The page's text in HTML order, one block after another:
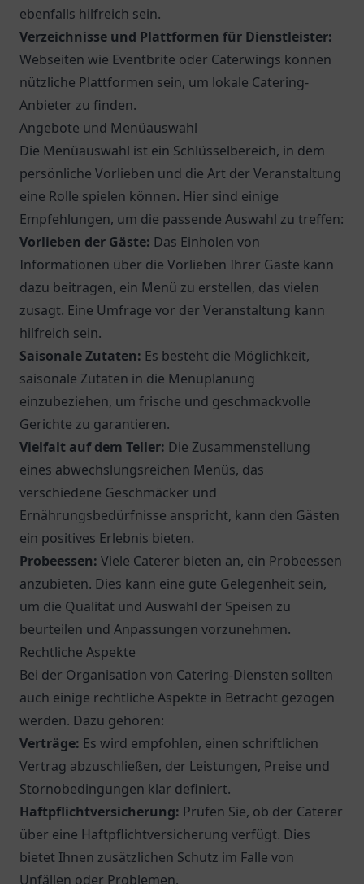
ebenfalls hilfreich sein.
Verzeichnisse und Plattformen für Dienstleister:
Webseiten wie Eventbrite oder Caterwings können
nützliche Plattformen sein, um lokale Catering-
Anbieter zu finden.
Angebote und Menüauswahl
Die Menüauswahl ist ein Schlüsselbereich, in dem
persönliche Vorlieben und die Art der Veranstaltung
eine Rolle spielen können. Hier sind einige
Empfehlungen, um die passende Auswahl zu treffen:
Vorlieben der Gäste: Das Einholen von
Informationen über die Vorlieben Ihrer Gäste kann
dazu beitragen, ein Menü zu erstellen, das vielen
zusagt. Eine Umfrage vor der Veranstaltung kann
hilfreich sein.
Saisonale Zutaten: Es besteht die Möglichkeit,
saisonale Zutaten in die Menüplanung
einzubeziehen, um frische und geschmackvolle
Gerichte zu garantieren.
Vielfalt auf dem Teller: Die Zusammenstellung
eines abwechslungsreichen Menüs, das
verschiedene Geschmäcker und
Ernährungsbedürfnisse anspricht, kann den Gästen
ein positives Erlebnis bieten.
Probeessen: Viele Caterer bieten an, ein Probeessen
anzubieten. Dies kann eine gute Gelegenheit sein,
um die Qualität und Auswahl der Speisen zu
beurteilen und Anpassungen vorzunehmen.
Rechtliche Aspekte
Bei der Organisation von Catering-Diensten sollten
auch einige rechtliche Aspekte in Betracht gezogen
werden. Dazu gehören:
Verträge: Es wird empfohlen, einen schriftlichen
Vertrag abzuschließen, der Leistungen, Preise und
Stornobedingungen klar definiert.
Haftpflichtversicherung: Prüfen Sie, ob der Caterer
über eine Haftpflichtversicherung verfügt. Dies
bietet Ihnen zusätzlichen Schutz im Falle von
Unfällen oder Problemen.